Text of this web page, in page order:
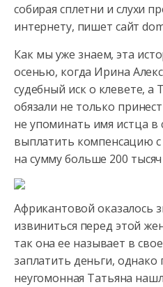
собирая сплетни и слухи
интернету, пишет сайт
Как мы уже знаем, эта
осенью, когда Ирина
судебный иск о клевете,
обязали не только
не упоминать имя истца в
выплатить компенсацию
на сумму больше 200 тысяч
Африкантовой оказалось
извиниться перед этой
так она ее называет в
заплатить деньги, однако
неугомонная Татьяна